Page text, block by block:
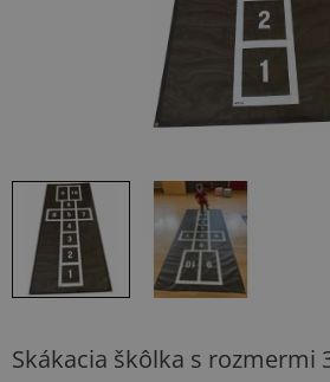
Skákacia škôlka s rozmermi